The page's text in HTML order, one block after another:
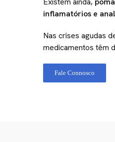
inflamatórios e
Nas crises agudas
medicamentos têm
Fale Connosco